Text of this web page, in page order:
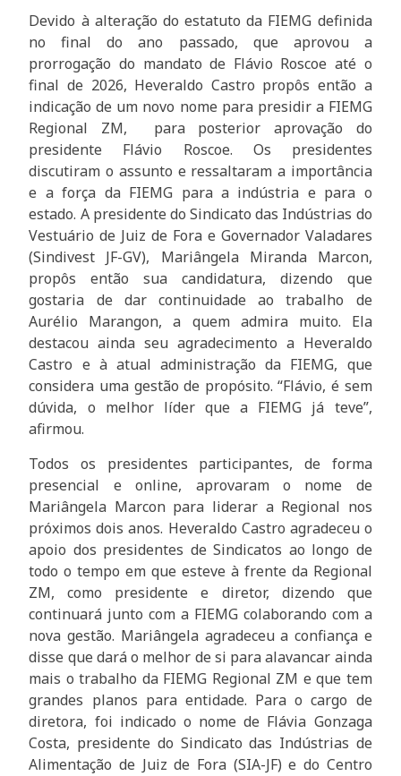
Devido à alteração do estatuto da FIEMG definida
no final do ano passado, que aprovou a
prorrogação do mandato de Flávio Roscoe até o
final de 2026, Heveraldo Castro propôs então a
indicação de um novo nome para presidir a FIEMG
Regional ZM, para posterior aprovação do
presidente Flávio Roscoe. Os presidentes
discutiram o assunto e ressaltaram a importância
e a força da FIEMG para a indústria e para o
estado. A presidente do Sindicato das Indústrias do
Vestuário de Juiz de Fora e Governador Valadares
(Sindivest JF-GV), Mariângela Miranda Marcon,
propôs então sua candidatura, dizendo que
gostaria de dar continuidade ao trabalho de
Aurélio Marangon, a quem admira muito. Ela
destacou ainda seu agradecimento a Heveraldo
Castro e à atual administração da FIEMG, que
considera uma gestão de propósito. “Flávio, é sem
dúvida, o melhor líder que a FIEMG já teve”,
afirmou.
Todos os presidentes participantes, de forma
presencial e online, aprovaram o nome de
Mariângela Marcon para liderar a Regional nos
próximos dois anos. Heveraldo Castro agradeceu o
apoio dos presidentes de Sindicatos ao longo de
todo o tempo em que esteve à frente da Regional
ZM, como presidente e diretor, dizendo que
continuará junto com a FIEMG colaborando com a
nova gestão. Mariângela agradeceu a confiança e
disse que dará o melhor de si para alavancar ainda
mais o trabalho da FIEMG Regional ZM e que tem
grandes planos para entidade. Para o cargo de
diretora, foi indicado o nome de Flávia Gonzaga
Costa, presidente do Sindicato das Indústrias de
Alimentação de Juiz de Fora (SIA-JF) e do Centro